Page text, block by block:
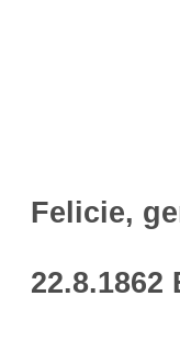
Felicie,
22.8.1862